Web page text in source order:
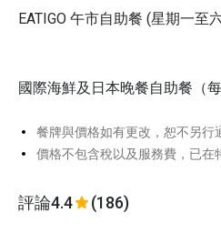
EATIGO 午市自助餐 (星期一至
國際海鮮及日本晚餐自助餐（每
餐牌與價格如有更改，恕不另行
價格不包含稅以及服務費，已在
評論4.4 (186)